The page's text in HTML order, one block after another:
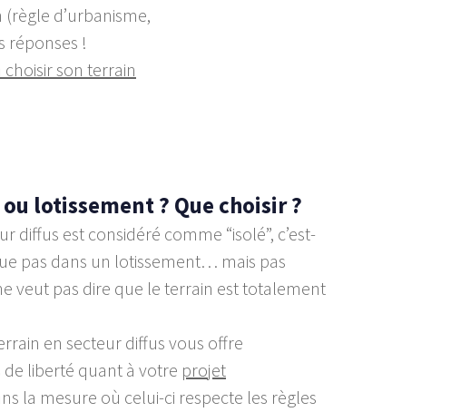
d’urbanisme,
réponses !
son terrain
lotissement ? Que choisir ?
diffus est considéré comme “isolé”, c’est-
pas dans un lotissement… mais pas
veut pas dire que le terrain est totalement
en secteur diffus vous offre
liberté quant à votre projet
la mesure où celui-ci respecte les règles